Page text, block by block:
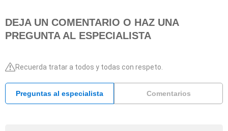
DEJA UN COMENTARIO O HAZ UNA
PREGUNTA AL ESPECIALISTA
Recuerda tratar a todos y todas con respeto.
Preguntas al especialista Comentarios